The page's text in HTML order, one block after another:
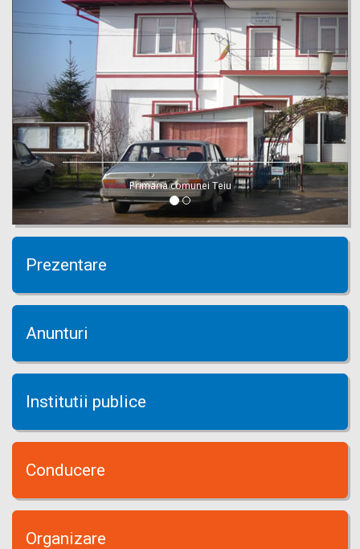
Primaria comunei Teiu
Prezentare
Anunturi
Institutii publice
Conducere
Organizare